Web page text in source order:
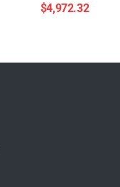
$4,972.32